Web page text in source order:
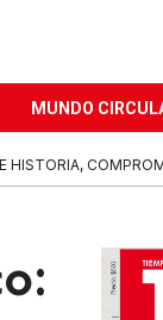
MUNDO
HISTORIA,